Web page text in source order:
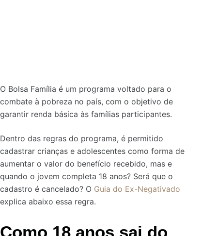
O Bolsa Família é um programa voltado para o
combate à pobreza no país, com o objetivo de
garantir renda básica às famílias participantes.
Dentro das regras do programa, é permitido
cadastrar crianças e adolescentes como forma de
aumentar o valor do benefício recebido, mas e
quando o jovem completa 18 anos? Será que o
cadastro é cancelado? O Guia do Ex-Negativado
explica abaixo essa regra.
Como 18 anos sai do